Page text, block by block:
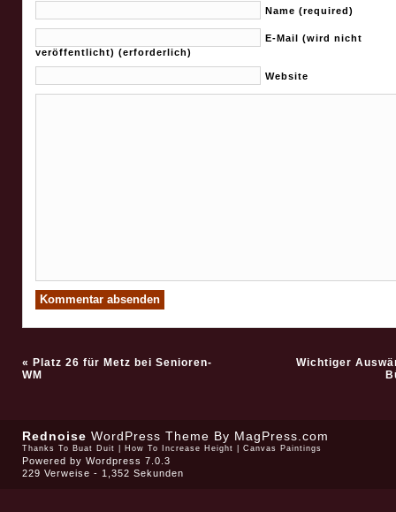
Name (required)
E-Mail (wird nicht
veröffentlicht) (erforderlich)
Website
« Platz 26 für Metz bei Senioren-
WM
Wichtiger
Rednoise WordPress Theme By MagPress.com
Thanks To Buat Duit How To Increase Height Canvas Paintings
Powered by Wordpress 7.0.3
229 Verweise - 1,352 Sekunden